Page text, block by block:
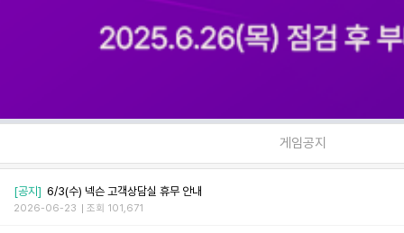
게임공지
[공지] 6/3(수) 넥슨 고객상담실 휴무 안내
2026-06-23 조회 101,671